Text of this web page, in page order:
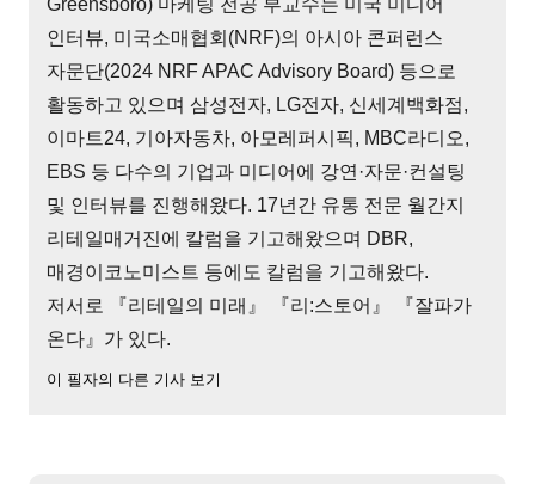
인터뷰, 미국소매협회(NRF)의 아시아 콘퍼런스
자문단(2024 NRF APAC Advisory Board) 등으로
활동하고 있으며 삼성전자, LG전자, 신세계백화점,
이마트24, 기아자동차, 아모레퍼시픽, MBC라디오,
EBS 등 다수의 기업과 미디어에 강연·자문·컨설팅
및 인터뷰를 진행해왔다. 17년간 유통 전문 월간지
리테일매거진에 칼럼을 기고해왔으며 DBR,
매경이코노미스트 등에도 칼럼을 기고해왔다.
저서로 『리테일의 미래』 『리:스토어』 『잘파가
온다』가 있다.
이 필자의 다른 기사 보기